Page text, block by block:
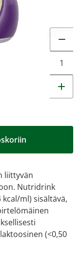
liittyvän
Nutridrink
ml) sisältävä,
(<0,50